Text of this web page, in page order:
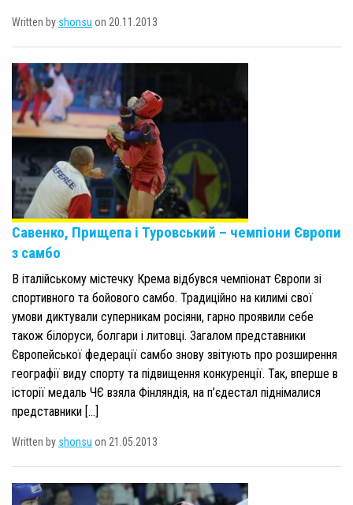
Written by shonsu on 20.11.2013
Савенко, Прищепа і Туровський – чемпіони Європи
з самбо
В італійському містечку Крема відбувся чемпіонат Європи зі
спортивного та бойового самбо. Традиційно на килимі свої
умови диктували суперникам росіяни, гарно проявили себе
також білоруси, болгари і литовці. Загалом представники
Європейської федерації самбо знову звітують про розширення
географії виду спорту та підвищення конкуренції. Так, вперше в
історії медаль ЧЄ взяла Фінляндія, на п’єдестал піднімалися
представники […]
Written by shonsu on 21.05.2013